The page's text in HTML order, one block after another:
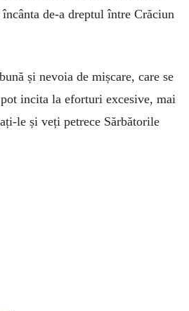
de-a dreptul între Crăciun
și ne­­voia de mișcare, care se
incita la efor­turi excesive, mai
le și veți petrece Sărbătorile